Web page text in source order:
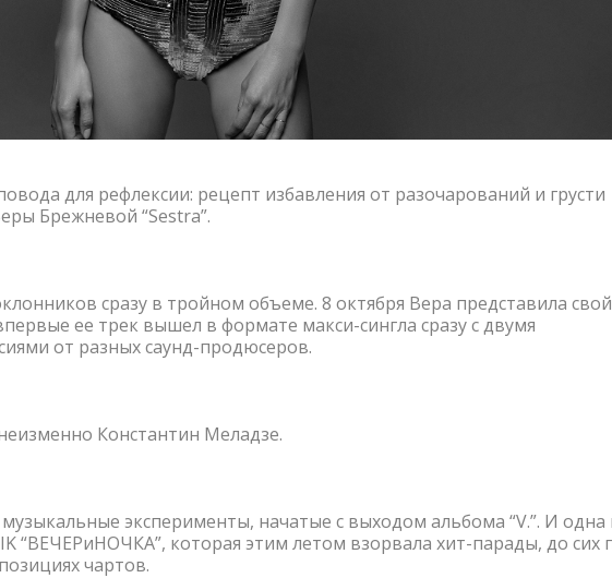
для рефлексии: рецепт избавления от разочарований и грусти
Брежневой “Sestra”.
сразу в тройном объеме. 8 октября Вера представила свой
ее трек вышел в формате макси-сингла сразу с двумя
от разных саунд-продюсеров.
Константин Меладзе.
эксперименты, начатые с выходом альбома “V.”. И одна
“ВЕЧЕРиНОЧКА”, которая этим летом взорвала хит-парады, до сих
чартов.